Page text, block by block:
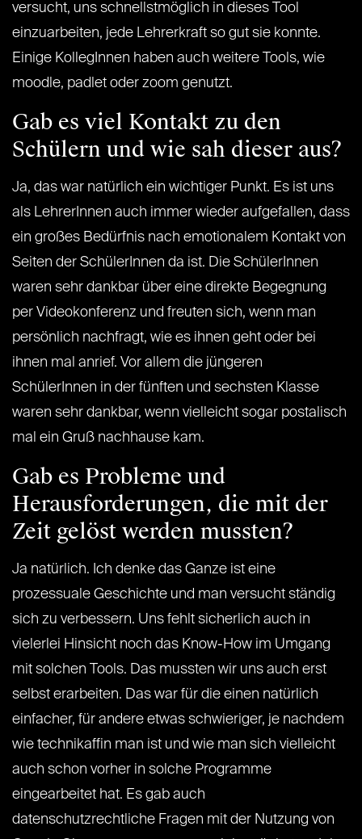
versucht, uns schnellstmöglich in dieses Tool
einzuarbeiten, jede Lehrerkraft so gut sie konnte.
Einige KollegInnen haben auch weitere Tools, wie
moodle, padlet oder zoom genutzt.
Gab es viel Kontakt zu den
Schülern und wie sah dieser aus?
Ja, das war natürlich ein wichtiger Punkt. Es ist uns
als LehrerInnen auch immer wieder aufgefallen, dass
ein großes Bedürfnis nach emotionalem Kontakt von
Seiten der SchülerInnen da ist. Die SchülerInnen
waren sehr dankbar über eine direkte Begegnung
per Videokonferenz und freuten sich, wenn man
persönlich nachfragt, wie es ihnen geht oder bei
ihnen mal anrief. Vor allem die jüngeren
SchülerInnen in der fünften und sechsten Klasse
waren sehr dankbar, wenn vielleicht sogar postalisch
mal ein Gruß nachhause kam.
Gab es Probleme und
Herausforderungen, die mit der
Zeit gelöst werden mussten?
Ja natürlich. Ich denke das Ganze ist eine
prozessuale Geschichte und man versucht ständig
sich zu verbessern. Uns fehlt sicherlich auch in
vielerlei Hinsicht noch das Know-How im Umgang
mit solchen Tools. Das mussten wir uns auch erst
selbst erarbeiten. Das war für die einen natürlich
einfacher, für andere etwas schwieriger, je nachdem
wie technikaffin man ist und wie man sich vielleicht
auch schon vorher in solche Programme
eingearbeitet hat. Es gab auch
datenschutzrechtliche Fragen mit der Nutzung von